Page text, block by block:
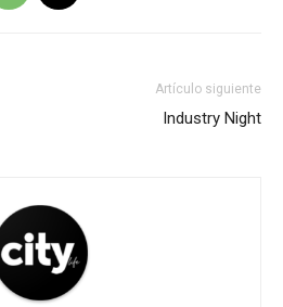
Artículo siguiente
Industry Night